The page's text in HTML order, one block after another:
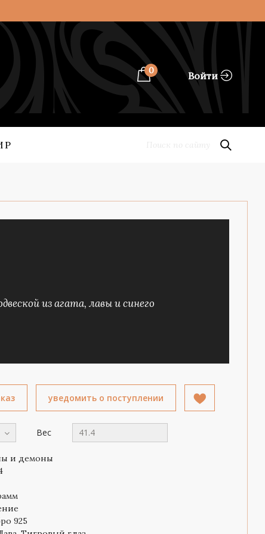
0 Войти
из агата, лавы и синего
уведомить о поступлении
Вес 41.4
и демоны
925